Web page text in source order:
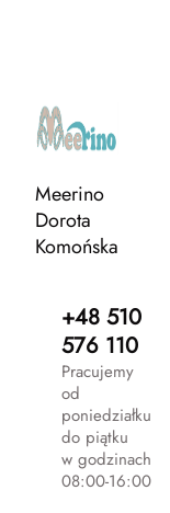
Meerino
Dorota
Komońska
+48 510
576 110
Pracujemy
od
poniedziałku
do piątku
w godzinach
08:00-16:00